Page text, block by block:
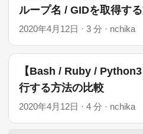
ループ名 / GIDを取得す
2020年4月12日 · 3 分 · nchika
【Bash / Ruby /
行する方法の比較
2020年4月12日 · 4 分 · nchika